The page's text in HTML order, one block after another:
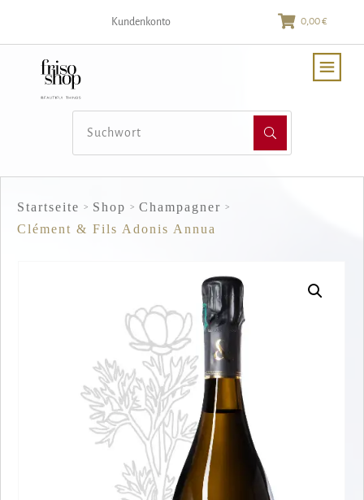
Kundenkonto 0,00 €
Startseite > Shop > Champagner >
Clément & Fils Adonis Annua